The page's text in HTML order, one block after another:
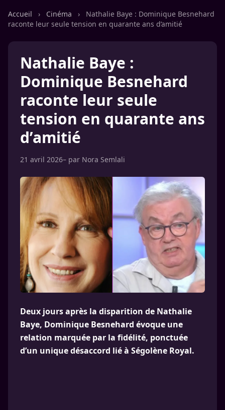
Accueil › Cinéma ›
Nathalie Baye : Dominique Besnehard
raconte leur seule tension en quarante ans d’amitié
Nathalie Baye :
Dominique Besnehard
raconte leur seule
tension en quarante ans
d’amitié
21 avril 2026– par Nora Semlali
Deux jours après la disparition de Nathalie
Baye, Dominique Besnehard évoque une
relation marquée par la fidélité, ponctuée
d’un unique désaccord lié à Ségolène Royal.